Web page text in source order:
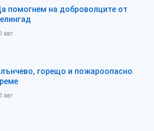
помогнем на доброволците от
авг
горещо и пожароопасно
авг